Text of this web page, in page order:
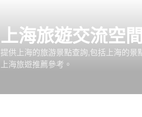
上海旅遊交流空間
提供上海的旅游景點查詢,包括上海的
上海旅遊推薦參考。